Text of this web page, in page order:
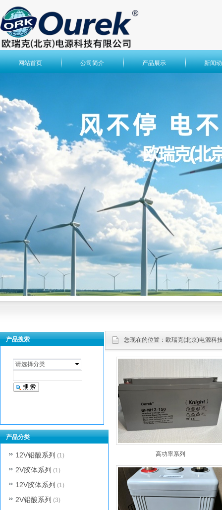
网站首页 公司简介 产品展示 新闻
产品搜索
请选择分类
您现在的位置： 欧瑞克(北京)电源科
高功率系列
产品分类
12V铅酸系列 (1)
2V胶体系列 (1)
12V胶体系列 (1)
2V铅酸系列 (3)